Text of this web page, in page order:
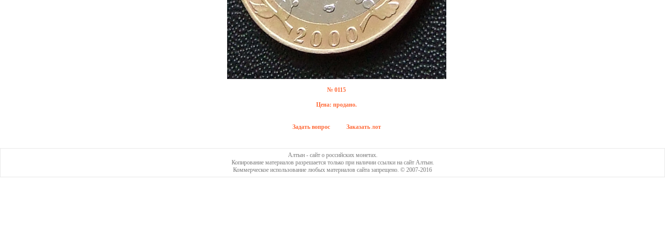
№ 0115
Цена: продано.
Задать вопрос Заказать лот
Алтын - сайт о российских монетах.
Копирование материалов разрешается только при наличии ссылки на сайт Алтын.
Коммерческое использование любых материалов сайта запрещено. © 2007-2016